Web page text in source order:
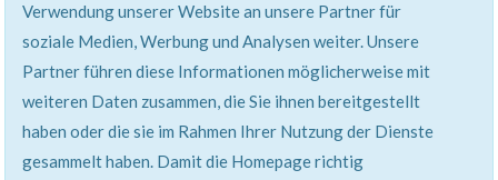
Verwendung unserer Website an unsere Partner für
soziale Medien, Werbung und Analysen weiter. Unsere
Partner führen diese Informationen möglicherweise mit
weiteren Daten zusammen, die Sie ihnen bereitgestellt
haben oder die sie im Rahmen Ihrer Nutzung der Dienste
gesammelt haben. Damit die Homepage richtig
Sie haben keinen Zugang zu diesem Bereich. Sie
werden automatisch weitergeleitet.